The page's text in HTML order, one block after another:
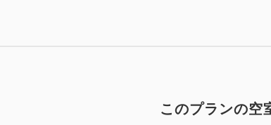
・こち
・大人
このプランの空